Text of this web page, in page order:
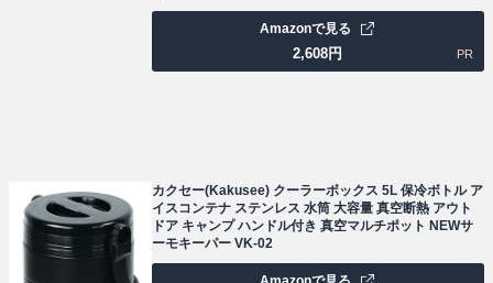
2,608円
Amazonで見る
PR
カクセー(Kakusee) クーラーボックス 5L 保冷ボトル ア
イスコンテナ ステンレス 水筒 大容量 真空断熱 アウト
ドア キャンプ ハンドル付き 真空マルチポット NEWサ
ーモキーパー VK-02